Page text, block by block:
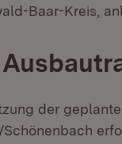
Baar-Kreis,
der